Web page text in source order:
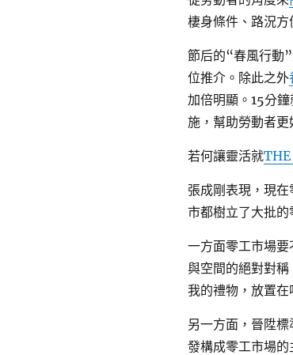
棲身條件、路況方
節后的“春風行動
位推介。除此之外
加倍明顯。15分
施，幫助勞動者更
若何讓靈活就THE
張成剛表現，現
市都樹立了大批的
一方面零工市場
與空間的絕對對稱
我的禮物，放置
另一方面，晉陞
發構成零工市場的